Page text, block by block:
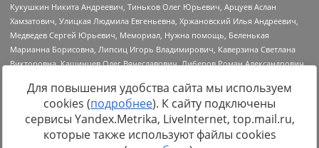
Источник:https://minjust.gov.ru/uploaded/files/reestr-
inostrannyih-agentov-22-03-2024.pdfданные на22.03.2024
Для повышения удобства сайта мы используем
cookies (подробнее). К сайту подключены
сервисы Yandex.Metrika, LiveInternet, top.mail.ru,
которые также используют файлы cookies